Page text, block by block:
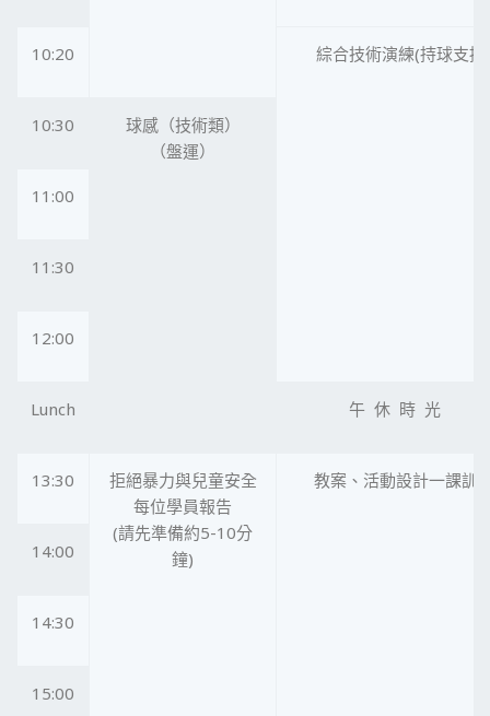
10:20 綜合技術演練(持球支援)
10:30
球感（技術類）
（盤運）
11:00
11:30
12:00
Lunch 午 休 時 光
13:30
拒絕暴力與兒童安全
每位學員報告
(請先準備約5-10分
鐘)
教案、活動設計一課訓
14:00
14:30
15:00